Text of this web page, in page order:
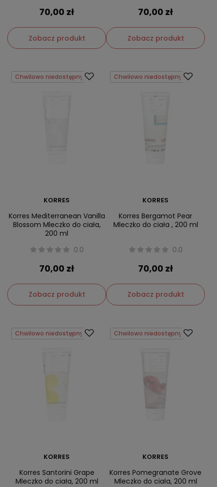
70,00 zł
Zobacz produkt
70,00 zł
Zobacz produkt
Chwilowo niedostępny
KORRES
Korres Mediterranean Vanilla
Blossom Mleczko do ciała,
200 ml
0.0
70,00 zł
Zobacz produkt
Chwilowo niedostępny
KORRES
Korres Bergamot Pear
Mleczko do ciała , 200 ml
0.0
70,00 zł
Zobacz produkt
Chwilowo niedostępny
KORRES
Korres Santorini Grape
Mleczko do ciała, 200 ml
Chwilowo niedostępny
KORRES
Korres Pomegranate Grove
Mleczko do ciała, 200 ml